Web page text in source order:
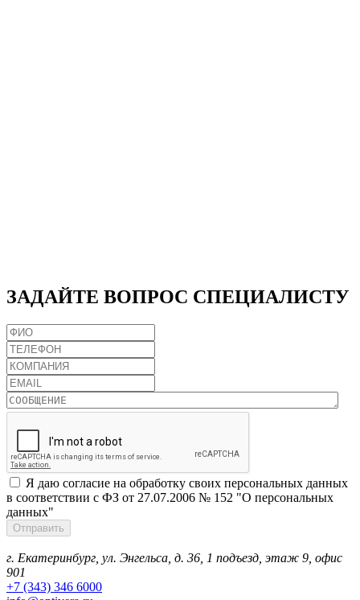
ЗАДАЙТЕ ВОПРОС СПЕЦИАЛИСТУ
Я даю согласие на обработку своих персональных данных
в соответствии с ФЗ от 27.07.2006 № 152 "О персональных
данных"
г. Екатеринбург, ул. Энгельса, д. 36, 1 подъезд, этаж 9, офис
901
+7 (343) 346 6000